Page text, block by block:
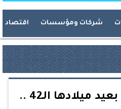
شركات ومؤسسات اقتصاد
منة شلبى تحتفل بعيد ميلادها الـ42 ..